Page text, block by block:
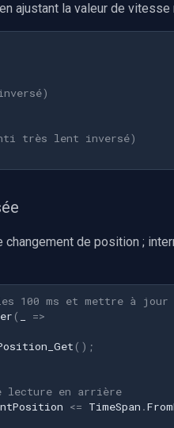
ajustant la valeur de vitesse
très lent inversé)
de position ;
100 ms et mettre à
(
=>
();
lecture en arrière
<= TimeSpan .